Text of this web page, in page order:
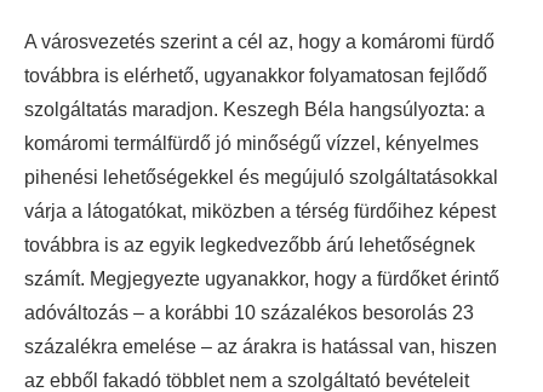
A városvezetés szerint a cél az, hogy a komáromi fürdő
továbbra is elérhető, ugyanakkor folyamatosan fejlődő
szolgáltatás maradjon. Keszegh Béla hangsúlyozta: a
komáromi termálfürdő jó minőségű vízzel, kényelmes
pihenési lehetőségekkel és megújuló szolgáltatásokkal
várja a látogatókat, miközben a térség fürdőihez képest
továbbra is az egyik legkedvezőbb árú lehetőségnek
számít. Megjegyezte ugyanakkor, hogy a fürdőket érintő
adóváltozás – a korábbi 10 százalékos besorolás 23
százalékra emelése – az árakra is hatással van, hiszen
az ebből fakadó többlet nem a szolgáltató bevételeit